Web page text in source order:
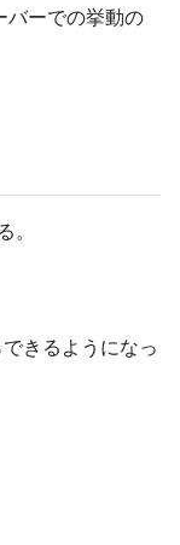
バーでの挙動の
。
きるようになっ